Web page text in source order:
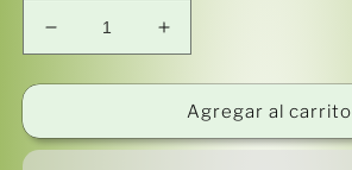
Reducir
cantidad
para
de
Aumentar
cantidad
para
Llamador
de
Agregar al carrito